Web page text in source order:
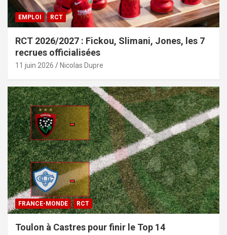
EMPLOI RCT
RCT 2026/2027 : Fickou, Slimani, Jones, les 7
recrues officialisées
11 juin 2026 Nicolas Dupre
FRANCE-MONDE RCT
Toulon à Castres pour finir le Top 14